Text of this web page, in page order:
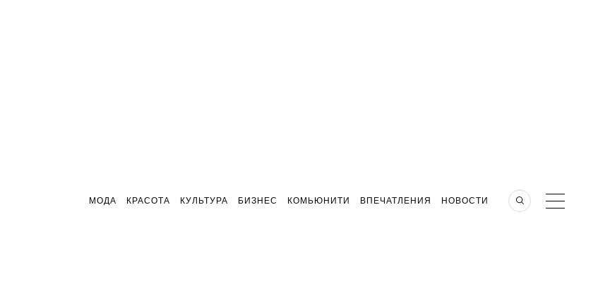
МОДА КРАСОТА КУЛЬТУРА БИЗНЕС КОМЬЮНИТИ ВПЕЧАТЛЕНИЯ НОВОСТИ